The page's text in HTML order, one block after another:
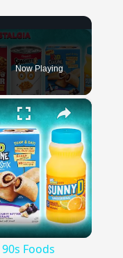
Now Playing
×
Foods